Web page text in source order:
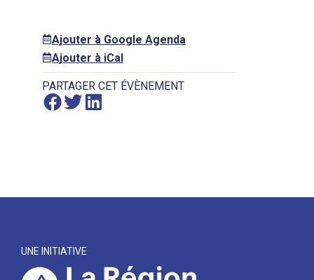
Ajouter à Google Agenda
Ajouter à iCal
PARTAGER CET ÉVÈNEMENT
UNE INITIATIVE